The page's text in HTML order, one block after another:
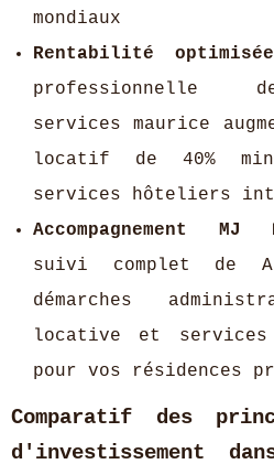
mondiaux
Rentabilité optimisée
professionnelle
services maurice
locatif de 40%
services hôteliers
Accompagnement MJ
suivi complet de
démarches
locative et services
pour vos résidences
Comparatif des
d'investissement